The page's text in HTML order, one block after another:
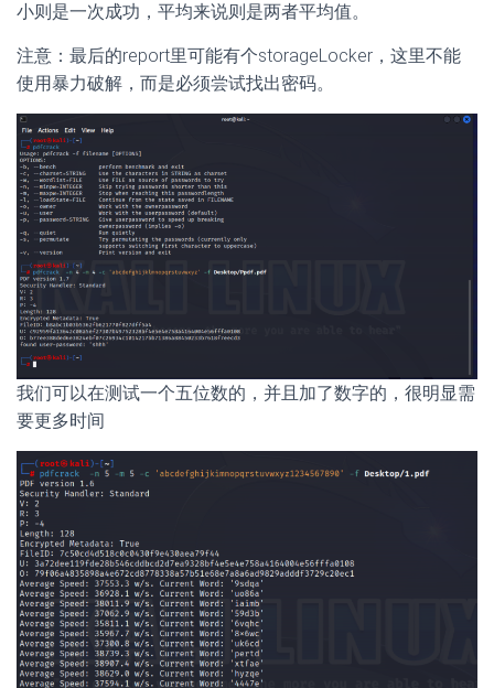
小则是一次成功，平均来说则是两者平均值。
注意：最后的report里可能有个storageLocker，这里不能
使用暴力破解，而是必须尝试找出密码。
我们可以在测试一个五位数的，并且加了数字的，很明显需
要更多时间